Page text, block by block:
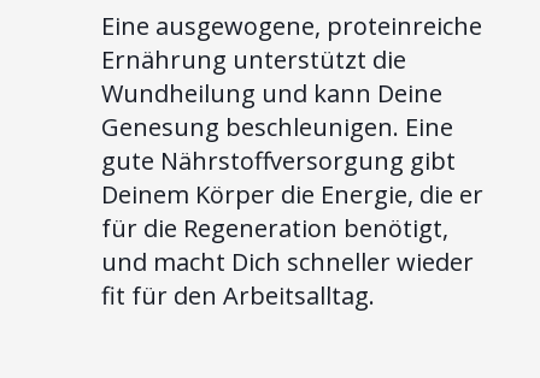
Eine ausgewogene, proteinreiche
Ernährung unterstützt die
Wundheilung und kann Deine
Genesung beschleunigen. Eine
gute Nährstoffversorgung gibt
Deinem Körper die Energie, die er
für die Regeneration benötigt,
und macht Dich schneller wieder
fit für den Arbeitsalltag.